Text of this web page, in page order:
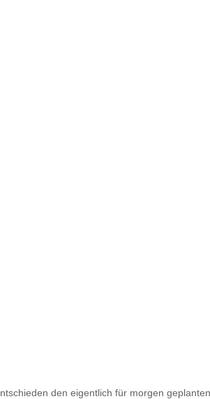
den eigentlich für morgen